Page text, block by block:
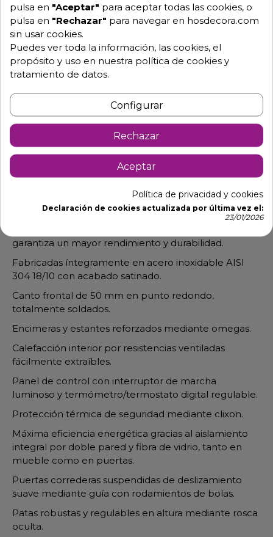
Pide tu presupuesto
Descripción Detalles de producto
Mesa caliente para cocinas con puertas correderas
85-MCA60-120C+
garantiza un mayor rendimiento y durabilidad.
Fabricadas íntegramente en acero inoxidable AISI
304 18/10 con acabado satinado.
Canto frontal de 50 mm en punto redondo,
totalmente soldados.
Encimeras y estantes reforzados mediante omegas.
Calefacción interior por resistencias ventiladas
fácilmente extraíbles.
Panel de control con interruptor de marcha
luminoso y termómetro/termostato digital regulable.
Protección térmica de seguridad mediante clixon.
Máxima eficiencia energética gracias al aislamiento
integral por doble pared y fibra de vidrio, tanto en
mueble como en puertas.
Puertas correderas suspendidas de deslizamiento
suave mediante guía con rodamientos de bolas.
Patas robustas y regulables en altura mediante rosca
oculta.
pulsa en "Aceptar" para aceptar todas las cookies, o
pulsa en "Rechazar" para navegar en hosdecora.com
sin usar cookies.
Puedes ver toda la información, las cookies, el
propósito y uso en nuestra política de cookies y
tratamiento de datos.
Configurar
Rechazar
Aceptar
Política de privacidad y cookies
Declaración de cookies actualizada por última vez el:
23/01/2026